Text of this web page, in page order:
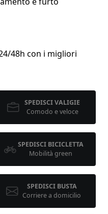
cm
48h con i migliori
SPEDISCI VALIGIE
Comodo e veloce
SPEDISCI BICICLETTA
Mobilità green
SPEDISCI BUSTA
Corriere a domicilio